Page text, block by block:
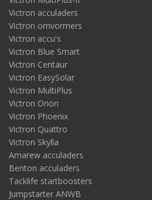
Victron acculaders
Victron omvormers
Victron accu's
Victron Blue Smart
Victron Centaur
Victron EasySolar
Victron MultiPlus
Victron Orion
Victron Phoenix
Victron Quattro
Victron Skylla
Amarew acculaders
Benton acculaders
Tacklife startboosters
Jumpstarter ANWB